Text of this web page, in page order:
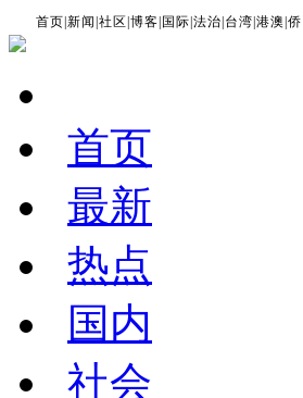
首页 |新闻 |社区 |博客 国际 |法治 台湾 |港澳 |侨
首页
最新
热点
国内
社会